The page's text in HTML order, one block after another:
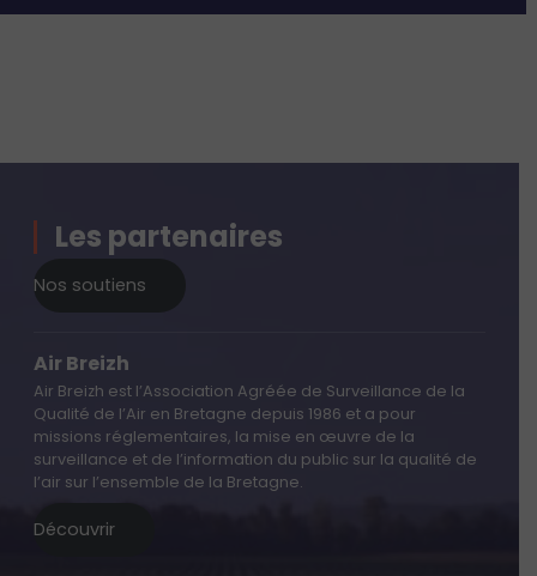
Les partenaires
Nos soutiens
Air Breizh
Air Breizh est l’Association Agréée de Surveillance de la
Qualité de l’Air en Bretagne depuis 1986 et a pour
missions réglementaires, la mise en œuvre de la
surveillance et de l’information du public sur la qualité de
l’air sur l’ensemble de la Bretagne.
Découvrir